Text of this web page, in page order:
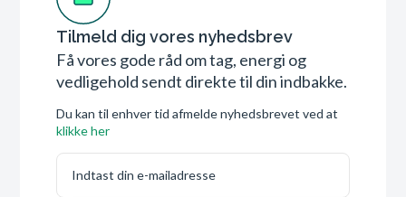
Tilmeld dig vores nyhedsbrev
Få vores gode råd om tag, energi og
vedligehold sendt direkte til din indbakke.
Du kan til enhver tid afmelde nyhedsbrevet ved at
klikke her
E-mail